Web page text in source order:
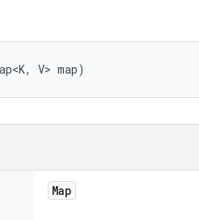
V> map)
Map